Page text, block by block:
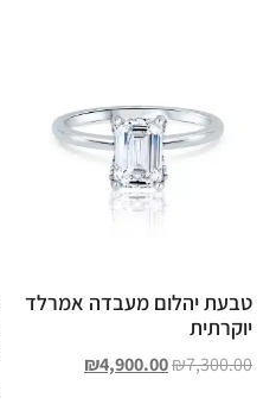
טבעת יהלום מעבדה אמרלד
יוקרתית
₪7,300.00
₪4,900.00